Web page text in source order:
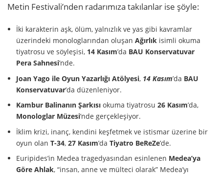
Metin Festivali’nden radarımıza takılanlar ise şöyle:
İki karakterin aşk, ölüm, yalnızlık ve yas gibi kavramlar
üzerindeki monologlarından oluşanAğırlık isimli okuma
tiyatrosu ve söyleşisi, 14 Kasım’da BAU Konservatuvar
Pera Sahnesi’nde.
Joan Yago ile Oyun Yazarlığı Atölyesi, 14 Kasım’da BAU
Konservatuvar’da düzenleniyor.
Kambur Balinanın Şarkısıokuma tiyatrosu26 Kasım’da,
Monologlar Müzesi’nde gerçekleşiyor.
İklim krizi, inanç, kendini keşfetmek ve istismar üzerine bir
oyun olanT-34,27 Kasım’daTiyatro BeReZe’de.
Euripides’in Medea tragedyasından esinlenen Medea’ya
Göre Ahlak, “insan, anne ve mülteci olarak” Medea’yı